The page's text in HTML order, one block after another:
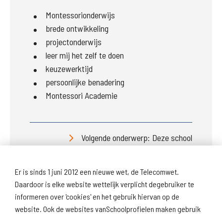
Er is sinds 1 juni 2012 een nieuwe wet, de Telecomwet.
Daardoor is elke website wettelijk verplicht degebruiker te
informeren over 'cookies' en het gebruik hiervan op de
website. Ook de websites vanSchoolprofielen maken gebruik
Montessorionderwijs
brede ontwikkeling
projectonderwijs
leer mij het zelf te doen
keuzewerktijd
persoonlijke benadering
Montessori Academie
Volgende onderwerp: Deze school